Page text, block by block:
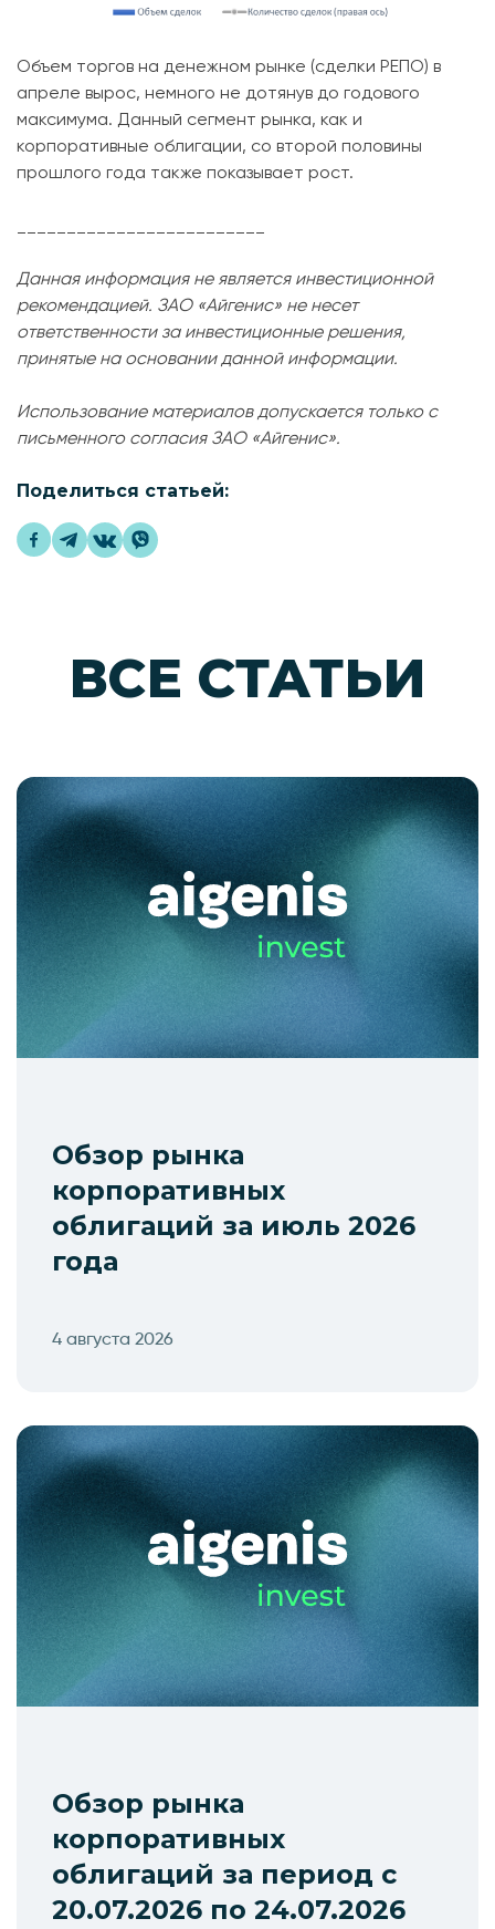
Объем торгов на денежном рынке (сделки РЕПО) в
апреле вырос, немного не дотянув до годового
максимума. Данный сегмент рынка, как и
корпоративные облигации, со второй половины
прошлого года также показывает рост.
Данная информация не является инвестиционной
рекомендацией. ЗАО «Айгенис» не несет
ответственности за инвестиционные решения,
принятые на основании данной информации.
Использование материалов допускается только с
письменного согласия ЗАО «Айгенис».
Поделиться статьей:
ВСЕ СТАТЬИ
Обзор рынка
корпоративных
облигаций за июль 2026
года
4 августа 2026
Обзор рынка
корпоративных
облигаций за период с
20.07.2026 по 24.07.2026